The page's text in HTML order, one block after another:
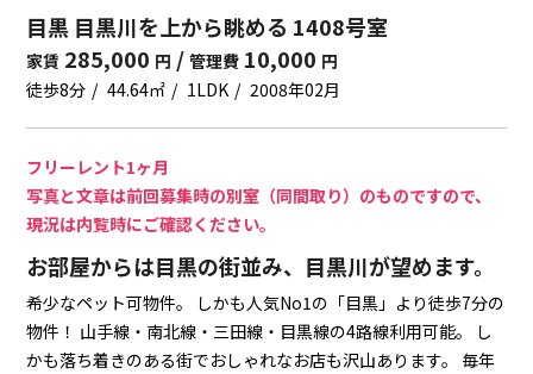
目黒 目黒川を上から眺める 1408号室
家賃 285,000 円 /管理費 10,000 円
徒歩8分
44.64㎡ 1LDK 2008年02月
フリーレント1ヶ月
写真と文章は前回募集時の別室（同間取り）のものですので、
現況は内覧時にご確認ください。
お部屋からは目黒の街並み、目黒川が望めます。
希少なペット可物件。
しかも人気No1の「目黒」より徒歩7分の
物件！ 山手線・南北線・三田線・目黒線の4路線利用可能。
し
かも落ち着きのある街でおしゃれなお店も沢山あります。
毎年